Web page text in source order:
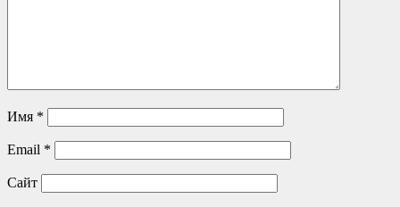
Имя *
Email *
Сайт